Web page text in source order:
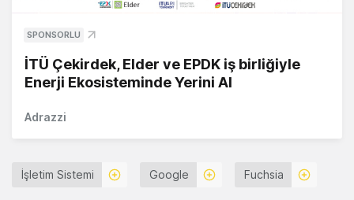
SPONSORLU
İTÜ Çekirdek, Elder ve EPDK iş birliğiyle
Enerji Ekosisteminde Yerini Al
Adrazzi
İşletim Sistemi Google Fuchsia